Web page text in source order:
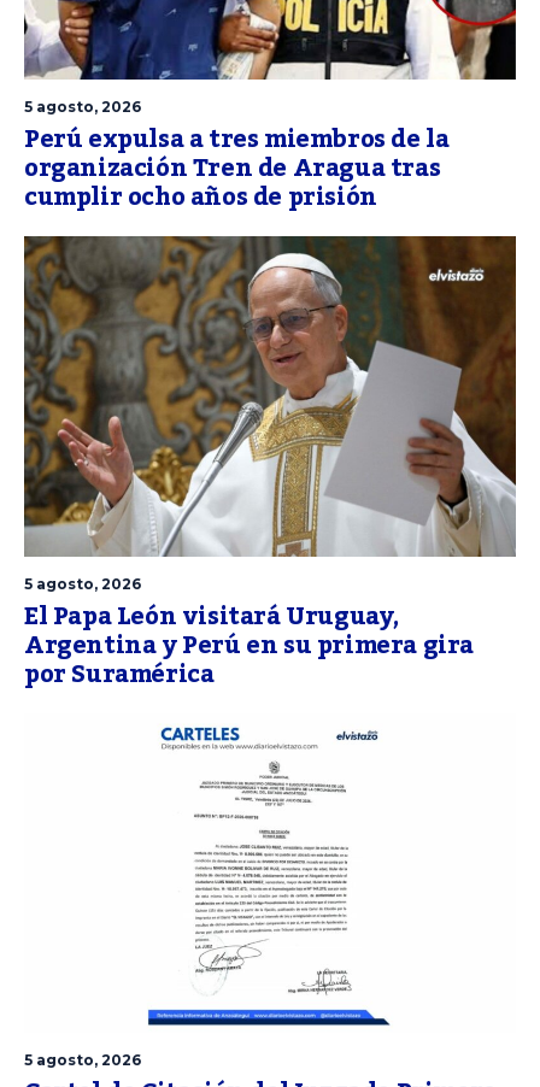
5 agosto, 2026
Perú expulsa a tres miembros de la
organización Tren de Aragua tras
cumplir ocho años de prisión
5 agosto, 2026
El Papa León visitará Uruguay,
Argentina y Perú en su primera gira
por Suramérica
5 agosto, 2026